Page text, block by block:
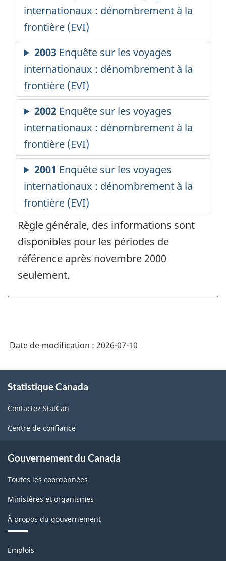
Règle générale, des informations sont
disponibles pour les périodes de
référence après novembre 2000
seulement.
Date de modification : 2026-07-10
propos
ce
site
Statistique Canada
Contactez StatCan
Centre de confiance
Gouvernement du Canada
Toutes les coordonnées
Ministères et organismes
À propos du gouvernement
Thèmes
Emplois